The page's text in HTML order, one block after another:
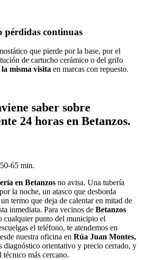
pérdidas continuas
que pierde por la base, por el
de cartucho cerámico o del grifo
la misma visita en marcas con repuesto.
saber sobre
24 horas en Betanzos.
50-65 min.
en Betanzos no avisa. Una tubería
la noche, un atasco que desborda
termo que deja de calentar en mitad de
inmediata. Para vecinos de Betanzos
cualquier punto del municipio el
el teléfono, te atendemos en
nuestra oficina en Rúa Juan Montes,
diagnóstico orientativo y precio cerrado, y
técnico más cercano.